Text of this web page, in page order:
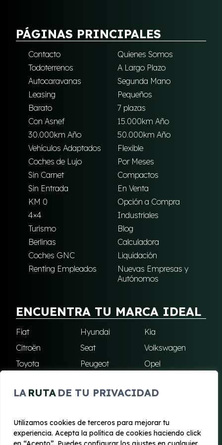
LA RUTA DE TU PRIVACIDAD
Utilizamos cookies de terceros para mejorar tu
experiencia. Acepta la política de cookies haciendo click
PÁGINAS PRINCIPALES
Contacto
Quienes Somos
Todoterrenos
A Largo Plazo
Autocaravanas
Segunda Mano
Leasing
Pequeños
Barato
7 plazas
Con Asnef
15.000km Año
30.000km Año
50.000km Año
Vehículos Adaptados
Flexible
Coches de Lujo
Por Meses
Sin Carnet
Compactos
Sin Entrada
En Venta
KM 0
Opción a Compra
4×4
Industriales
Turismo
Blog
Berlinas
Calculadora
Coches GNC
Liquidación
Renting Empleados
Nuevas Empresas y
Autónomos
ENCUENTRA TU MARCA IDEAL
Fiat Hyundai
Kia
Citroën
Seat
Volkswagen
Toyota
Peugeot
Opel
Cupra
Audi
Omoda
Skoda
Ford Todas las marcas